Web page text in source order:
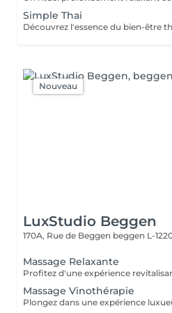
Simple Thai
Nouveau
LuxStudio Beggen
170A, Rue de Beggen beggen L-
Massage Relaxante
Massage Vinothérapie